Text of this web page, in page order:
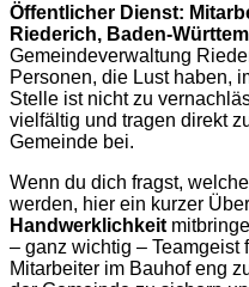
Öffentlicher Dienst:
Riederich, Baden-
Gemeindeverwaltung
Personen, die Lust haben,
Stelle ist nicht zu
vielfältig und tragen direkt
Gemeinde bei.
Wenn du dich fragst,
werden, hier ein kurzer
Handwerklichkeit
– ganz wichtig –
Mitarbeiter im Bauhof eng